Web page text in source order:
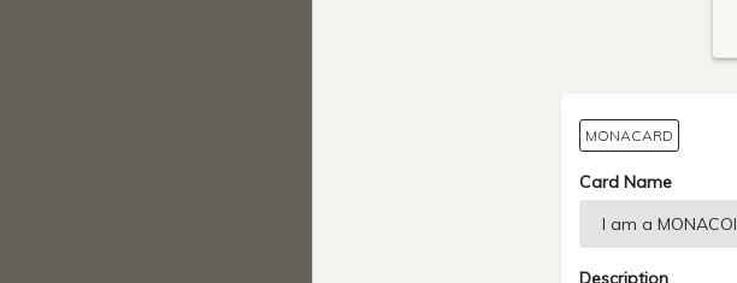
MONACARD
Card Name
Description